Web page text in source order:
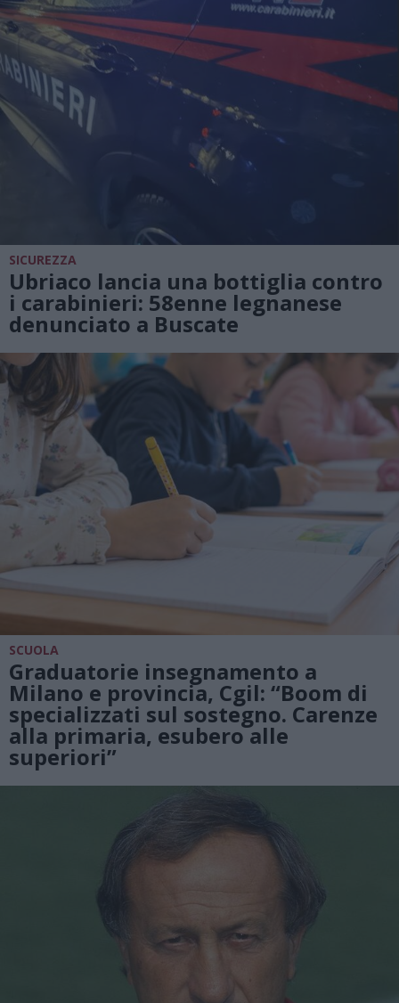
SICUREZZA
Ubriaco lancia una bottiglia contro
i carabinieri: 58enne legnanese
denunciato a Buscate
SCUOLA
Graduatorie insegnamento a
Milano e provincia, Cgil: “Boom di
specializzati sul sostegno. Carenze
alla primaria, esubero alle
superiori”